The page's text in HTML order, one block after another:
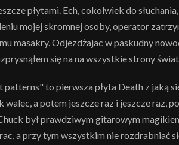
płytami. Ech, cokolwiek do
mojej skromnej osoby, operator
masakry. Odjezdżajac w paskudny
się na na wszystkie strony
to pierwsza płyta Death z jaką
walec, a potem jeszcze raz i jeszcze raz,
był prawdziwym gitarowym
a przy tym wszystkim nie rozdrabniać